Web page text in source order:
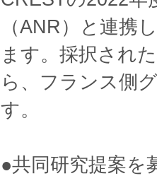
（ANR）と連携
ます。採択され
ら、フランス側
す。
●共同研究提案を